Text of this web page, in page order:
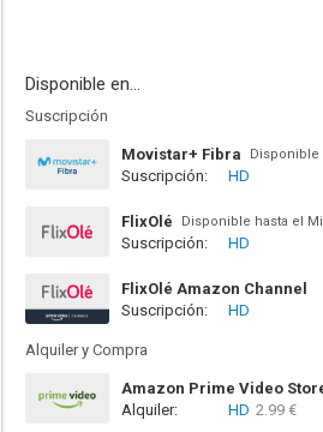
Disponible en...
Suscripción
Movistar+ Fibra Disponible
Suscripción: HD
FlixOlé Disponible hasta el
Suscripción: HD
FlixOlé Amazon Channel
Suscripción:
HD
Alquiler y Compra
Amazon Prime Video
Alquiler:
HD 2.99 €